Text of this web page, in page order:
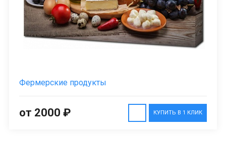
Фермерские продукты
КУПИТЬ В 1 КЛИК
от 2000 ₽